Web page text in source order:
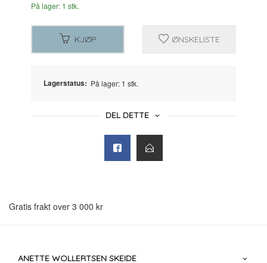
På lager: 1 stk.
KJØP ØNSKELISTE
Lagerstatus: På lager: 1 stk.
DEL DETTE
Gratis frakt over 3 000 kr
ANETTE WOLLERTSEN SKEIDE